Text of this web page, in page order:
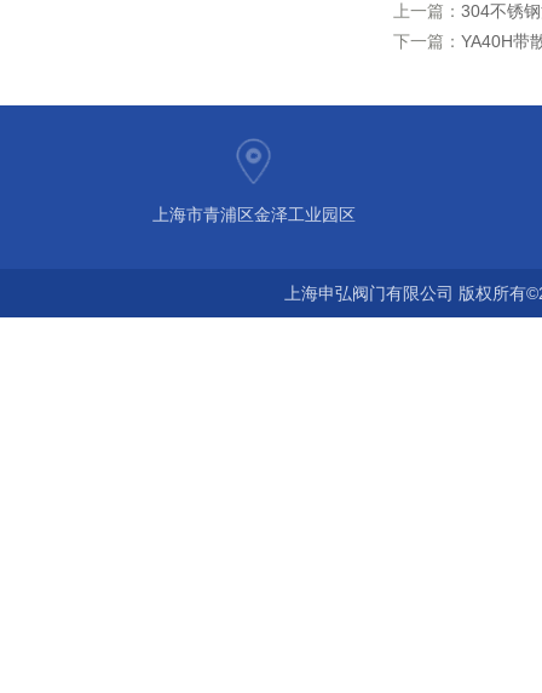
上一篇： 304不锈
下一篇： YA40H带
上海市青浦区金泽工业园区
上海申弘阀门有限公司 版权所有